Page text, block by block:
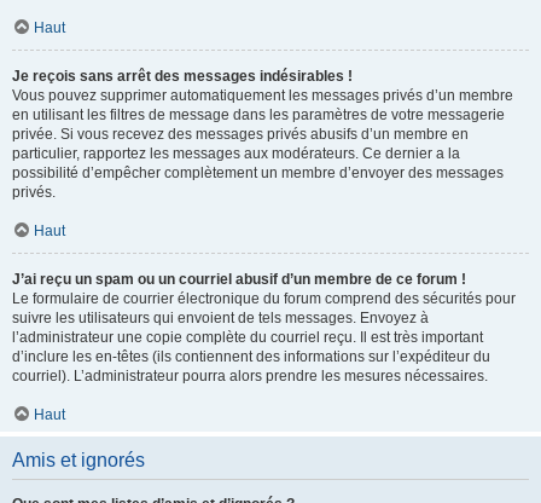
Haut
Je reçois sans arrêt des messages indésirables !
Vous pouvez supprimer automatiquement les messages privés d’un membre
en utilisant les filtres de message dans les paramètres de votre messagerie
privée. Si vous recevez des messages privés abusifs d’un membre en
particulier, rapportez les messages aux modérateurs. Ce dernier a la
possibilité d’empêcher complètement un membre d’envoyer des messages
privés.
Haut
J’ai reçu un spam ou un courriel abusif d’un membre de ce forum !
Le formulaire de courrier électronique du forum comprend des sécurités pour
suivre les utilisateurs qui envoient de tels messages. Envoyez à
l’administrateur une copie complète du courriel reçu. Il est très important
d’inclure les en-têtes (ils contiennent des informations sur l’expéditeur du
courriel). L’administrateur pourra alors prendre les mesures nécessaires.
Haut
Amis et ignorés